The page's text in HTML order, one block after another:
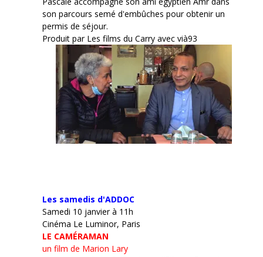
son parcours semé d'embûches pour obtenir un
permis de séjour.
Produit par Les films du Carry avec vià93
Les samedis d'ADDOC
Samedi 10 janvier à 11h
Cinéma Le Luminor, Paris
LE CAMÉRAMAN
un film de Marion Lary